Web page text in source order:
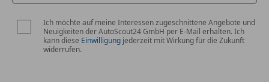
Lenkrad (Leder 3-Speichen)
Lenksäule (Lenkrad) höhen-/längsverstellbar
LM-Felgen
Mild-Hybrid 92 kW (Motor 1,0 Ltr. - 92 kW EcoBoost)
Ich möchte auf meine Interessen zugeschnittene Angebote und
Neuigkeiten der AutoScout24 GmbH per E-Mail erhalten. Ich
kann diese Einwilligung jederzeit mit Wirkung für die Zukunft
widerrufen.